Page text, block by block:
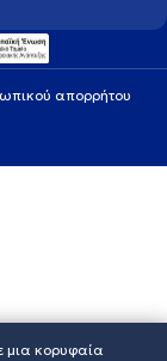
απορρήτου
μια κορυφαία